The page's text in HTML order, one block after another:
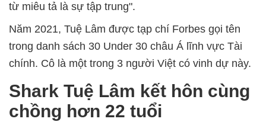
từ miêu tả là sự tập trung".
Năm 2021, Tuệ Lâm được tạp chí Forbes gọi tên
trong danh sách 30 Under 30 châu Á lĩnh vực Tài
chính. Cô là một trong 3 người Việt có vinh dự này.
Shark Tuệ Lâm kết hôn cùng
chồng hơn 22 tuổi